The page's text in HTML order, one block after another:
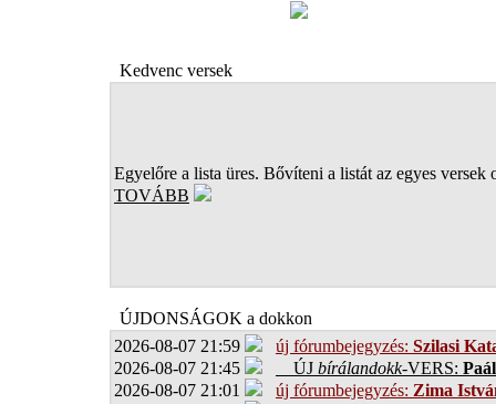
Kedvenc versek
Egyelőre a lista üres. Bővíteni a listát az egyes versek
TOVÁBB
ÚJDONSÁGOK a dokkon
2026-08-07 21:59
új fórumbejegyzés: Szilasi
2026-08-07 21:45
ÚJ bírálandokk-VERS:
2026-08-07 21:01
új fórumbejegyzés: Zima